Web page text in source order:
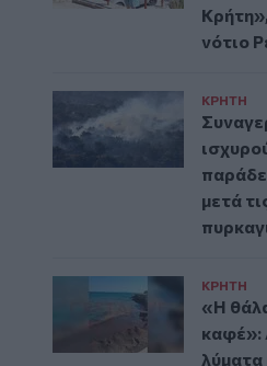
νότιο
ΚΡΗΤΗ
μετά
ΚΡΗΤΗ
«Η
καφέ»: